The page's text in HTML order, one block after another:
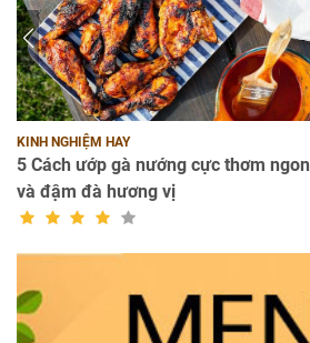
KINH NGHIỆM HAY
5 Cách ướp gà nướng cực thơm ngon
và đậm đà hương vị